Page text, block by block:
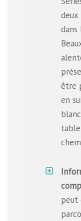
deux
dans
être
en
peut